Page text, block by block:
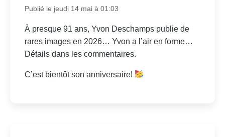
Publié le jeudi 14 mai à 01:03
À presque 91 ans, Yvon Deschamps publie de
rares images en 2026… Yvon a l’air en forme…
Détails dans les commentaires.
C’est bientôt son anniversaire!